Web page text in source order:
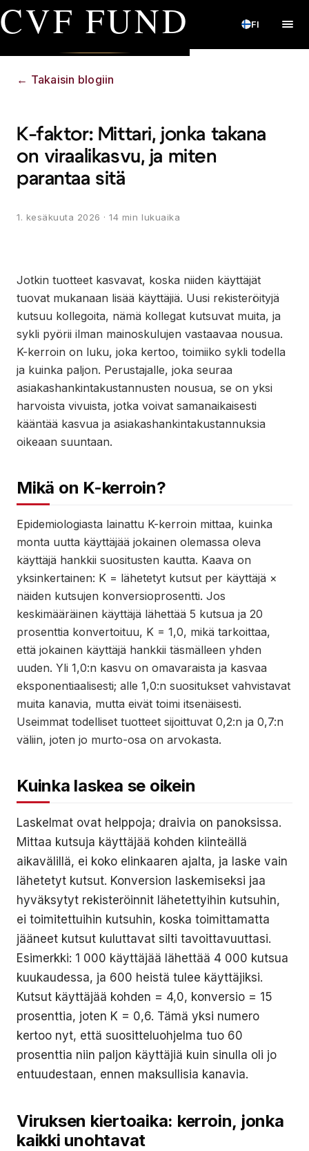
CVF FUND FI
← Takaisin blogiin
K-faktor: Mittari, jonka takana
on viraalikasvu, ja miten
parantaa sitä
1. kesäkuuta 2026 · 14 min lukuaika
Jotkin tuotteet kasvavat, koska niiden käyttäjät
tuovat mukanaan lisää käyttäjiä. Uusi rekisteröityjä
kutsuu kollegoita, nämä kollegat kutsuvat muita, ja
sykli pyörii ilman mainoskulujen vastaavaa nousua.
K-kerroin on luku, joka kertoo, toimiiko sykli todella
ja kuinka paljon. Perustajalle, joka seuraa
asiakashankintakustannusten nousua, se on yksi
harvoista vivuista, jotka voivat samanaikaisesti
kääntää kasvua ja asiakashankintakustannuksia
oikeaan suuntaan.
Mikä on K-kerroin?
Epidemiologiasta lainattu K-kerroin mittaa, kuinka
monta uutta käyttäjää jokainen olemassa oleva
käyttäjä hankkii suositusten kautta. Kaava on
yksinkertainen: K = lähetetyt kutsut per käyttäjä ×
näiden kutsujen konversioprosentti. Jos
keskimääräinen käyttäjä lähettää 5 kutsua ja 20
prosenttia konvertoituu, K = 1,0, mikä tarkoittaa,
että jokainen käyttäjä hankkii täsmälleen yhden
uuden. Yli 1,0:n kasvu on omavaraista ja kasvaa
eksponentiaalisesti; alle 1,0:n suositukset vahvistavat
muita kanavia, mutta eivät toimi itsenäisesti.
Useimmat todelliset tuotteet sijoittuvat 0,2:n ja 0,7:n
väliin, joten jo murto-osa on arvokasta.
Kuinka laskea se oikein
Laskelmat ovat helppoja; draivia on panoksissa.
Mittaa kutsuja käyttäjää kohden kiinteällä
aikavälillä, ei koko elinkaaren ajalta, ja laske vain
lähetetyt kutsut. Konversion laskemiseksi jaa
hyväksytyt rekisteröinnit lähetettyihin kutsuhin,
ei toimitettuihin kutsuhin, koska toimittamatta
jääneet kutsut kuluttavat silti tavoittavuuttasi.
Esimerkki: 1 000 käyttäjää lähettää 4 000 kutsua
kuukaudessa, ja 600 heistä tulee käyttäjiksi.
Kutsut käyttäjää kohden = 4,0, konversio = 15
prosenttia, joten K = 0,6. Tämä yksi numero
kertoo nyt, että suositteluohjelma tuo 60
prosenttia niin paljon käyttäjiä kuin sinulla oli jo
entuudestaan, ennen maksullisia kanavia.
Viruksen kiertoaika: kerroin, jonka
kaikki unohtavat